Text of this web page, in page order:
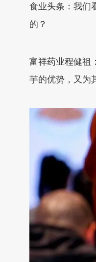
食业头条：我们
的？
富祥药业程健祖
芋的优势，又为